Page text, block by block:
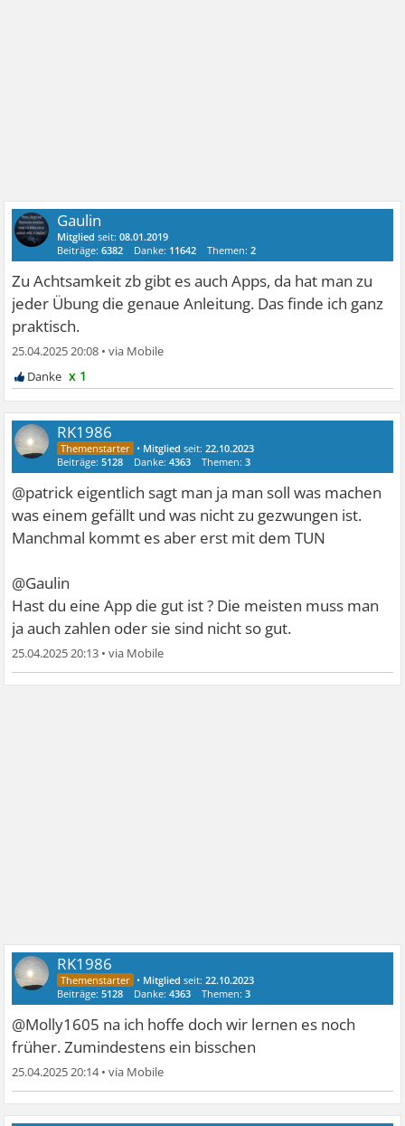
Gaulin
Mitglied seit:08.01.2019
Beiträge:6382 Danke: 11642 Themen:2
Zu Achtsamkeit zb gibt es auch Apps, da hat man zu
jeder Übung die genaue Anleitung. Das finde ich ganz
praktisch.
25.04.2025 20:08 •
x 1
RK1986
• Mitglied seit:22.10.2023
Beiträge:5128 Danke:4363 Themen:3
@patrick eigentlich sagt man ja man soll was machen
was einem gefällt und was nicht zu gezwungen ist.
Manchmal kommt es aber erst mit dem TUN
@Gaulin
Hast du eine App die gut ist ? Die meisten muss man
ja auch zahlen oder sie sind nicht so gut.
25.04.2025 20:13 •
RK1986
• Mitglied seit:22.10.2023
Beiträge:5128 Danke:4363 Themen:3
@Molly1605 na ich hoffe doch wir lernen es noch
früher. Zumindestens ein bisschen
25.04.2025 20:14•